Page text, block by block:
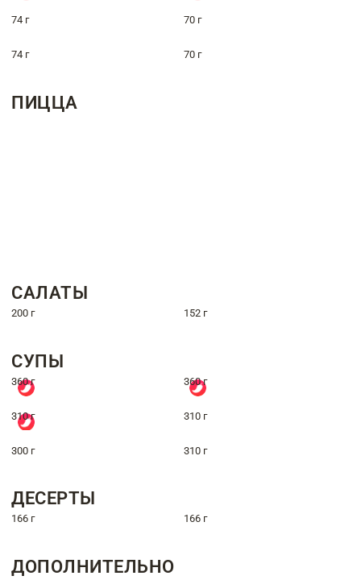
74 г 70 г
74 г 70 г
ПИЦЦА
САЛАТЫ
200 г 152 г
СУПЫ
360 г 360 г
310 г 310 г
300 г 310 г
ДЕСЕРТЫ
166 г 166 г
ДОПОЛНИТЕЛЬНО